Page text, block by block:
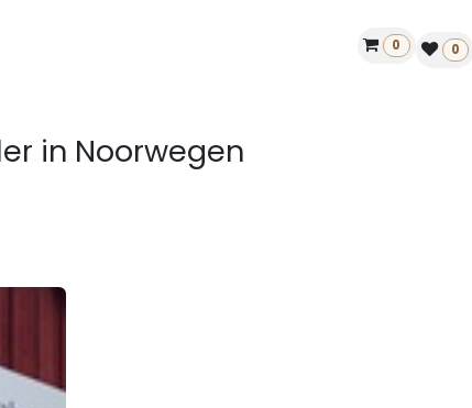
Vind een dealer
0 0
in Noorwegen